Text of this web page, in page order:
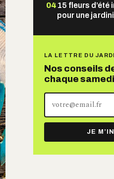
04 15 fleurs
pour une
LA LETTRE DU
Nos conseils
chaque
adresse
mail
JE